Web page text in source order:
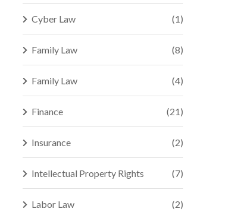
Cyber Law (1)
Family Law (8)
Family Law (4)
Finance (21)
Insurance (2)
Intellectual Property Rights (7)
Labor Law (2)